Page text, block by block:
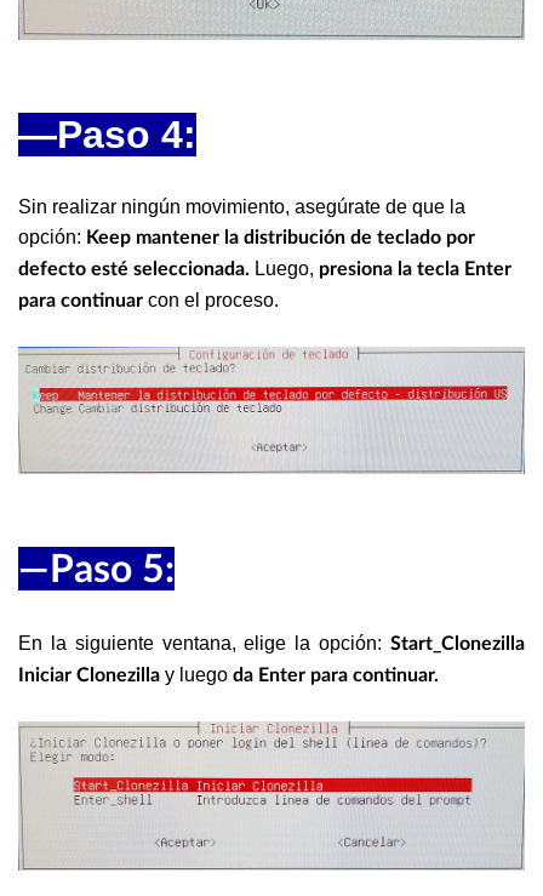
—Paso 4:
Sin realizar ningún movimiento, asegúrate de que la
opción: Keep mantener la distribución de teclado por
defecto esté seleccionada. Luego, presiona la tecla Enter
para continuar con el proceso.
—Paso 5:
En la siguiente ventana, elige la opción: Start_Clonezilla
Iniciar Clonezilla y luego da Enter para continuar.